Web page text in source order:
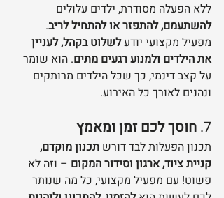
ללא הפעלה מסודרת, ילדים עלולים
להשתעמם, להתפזר או להתחיל לריב.
מפעיל מקצועי יודע לשלוט בקהל, לעניין
את הילדים ולמנוע רגעים מתים. הוא שומר
על קצב דינמי, כך שכל הילדים מרותקים
ונהנים לאורך כל האירוע.
7. חוסך לכם זמן ומאמץ
תכנון הפעלות לבד דורש תכנון מוקדם,
קניית ציוד, ארגון וסידור המקום – וזה לא
פשוט! עם מפעיל מקצועי, כל מה שנותר